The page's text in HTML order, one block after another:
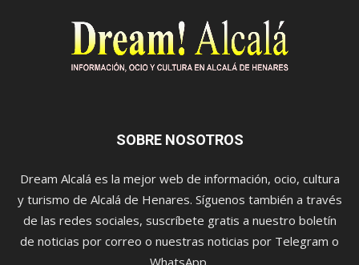
SOBRE NOSOTROS
Dream Alcalá es la mejor web de información, ocio, cultura
y turismo de Alcalá de Henares. Síguenos también a través
de las redes sociales, suscríbete gratis a nuestro boletín
de noticias por correo o nuestras noticias por Telegram o